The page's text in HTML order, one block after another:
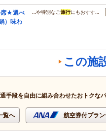
席★選べ
）味わ
…や特別なご旅行にもおすす…
この施
手段を自由に組み合わせたおトクな
覧へ 航空券付プラ